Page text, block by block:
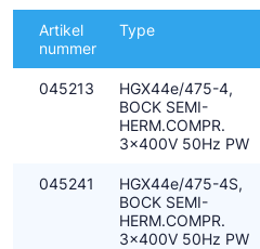
Artikel
nummer
Type
045213
HGX44e/475-4,
BOCK SEMI-
HERM.COMPR.
3x400V 50Hz PW
045241
HGX44e/475-4S,
BOCK SEMI-
HERM.COMPR.
3x400V 50Hz PW